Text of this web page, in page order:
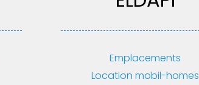
Emplacements
Location mobil-homes